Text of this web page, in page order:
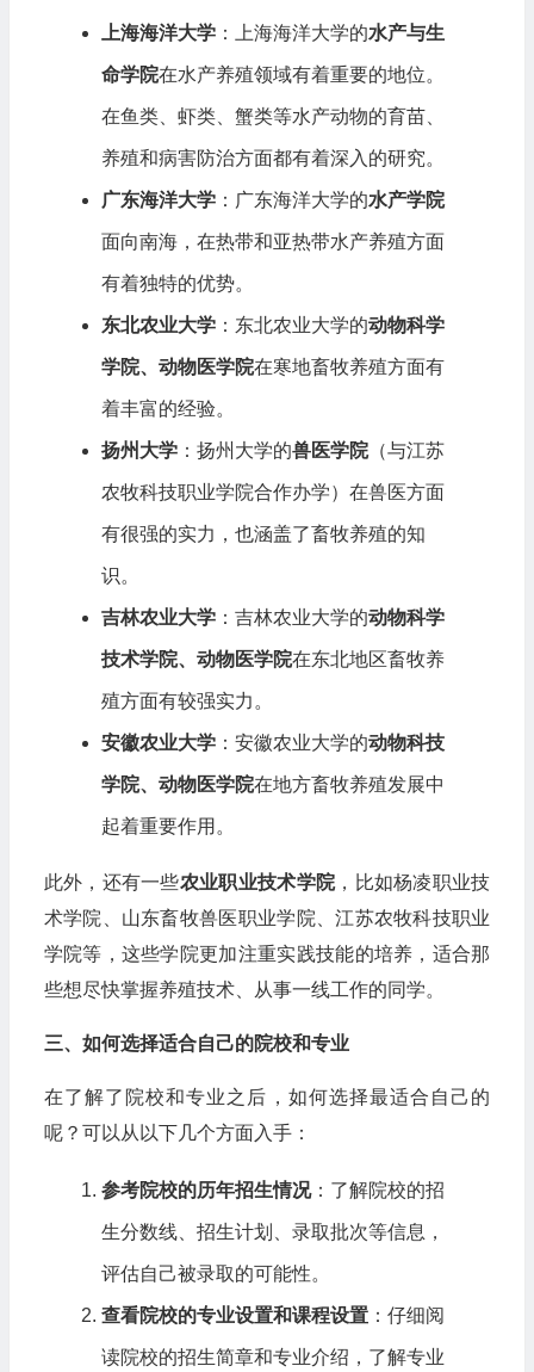
上海海洋大学：上海海洋大学的水产与生
命学院在水产养殖领域有着重要的地位。
在鱼类、虾类、蟹类等水产动物的育苗、
养殖和病害防治方面都有着深入的研究。
广东海洋大学：广东海洋大学的水产学院
面向南海，在热带和亚热带水产养殖方面
有着独特的优势。
东北农业大学：东北农业大学的动物科学
学院、动物医学院在寒地畜牧养殖方面有
着丰富的经验。
扬州大学：扬州大学的兽医学院（与江苏
农牧科技职业学院合作办学）在兽医方面
有很强的实力，也涵盖了畜牧养殖的知
识。
吉林农业大学：吉林农业大学的动物科学
技术学院、动物医学院在东北地区畜牧养
殖方面有较强实力。
安徽农业大学：安徽农业大学的动物科技
学院、动物医学院在地方畜牧养殖发展中
起着重要作用。
此外，还有一些农业职业技术学院，比如杨凌职业技
术学院、山东畜牧兽医职业学院、江苏农牧科技职业
学院等，这些学院更加注重实践技能的培养，适合那
些想尽快掌握养殖技术、从事一线工作的同学。
三、如何选择适合自己的院校和专业
在了解了院校和专业之后，如何选择最适合自己的
呢？可以从以下几个方面入手：
参考院校的历年招生情况：了解院校的招
生分数线、招生计划、录取批次等信息，
评估自己被录取的可能性。
查看院校的专业设置和课程设置：仔细阅
读院校的招生简章和专业介绍，了解专业